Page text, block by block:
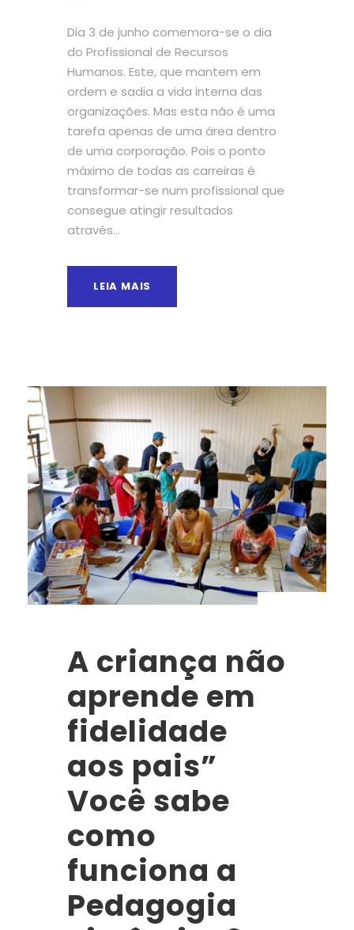
Dia 3 de junho comemora-se o dia
do Profissional de Recursos
Humanos. Este, que mantem em
ordem e sadia a vida interna das
organizações. Mas esta não é uma
tarefa apenas de uma área dentro
de uma corporação. Pois o ponto
máximo de todas as carreiras é
transformar-se num profissional que
consegue atingir resultados
através...
LEIA MAIS
A criança não
aprende em
fidelidade
aos pais”
Você sabe
como
funciona a
Pedagogia